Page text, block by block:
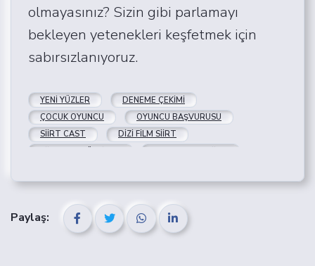
olmayasınız? Sizin gibi parlamayı
bekleyen yetenekleri keşfetmek için
sabırsızlanıyoruz.
YENI YÜZLER
DENEME ÇEKIMI
ÇOCUK OYUNCU
OYUNCU BAŞVURUSU
SIIRT CAST
DIZI FILM SIIRT
Paylaş: